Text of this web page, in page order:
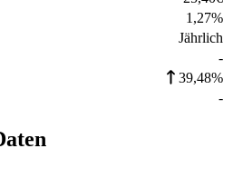
1,27%
Jährlich
-
39,48%
-